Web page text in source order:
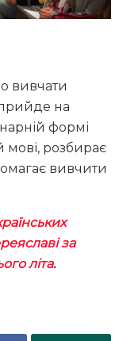
вивчати
на
формі
мові, розбирає
вивчити
за
літа.